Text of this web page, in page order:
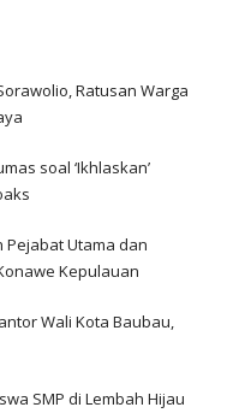
Ratusan Warga
soal ‘Ikhlaskan’
Pejabat Utama dan
Kepulauan
Wali Kota Baubau,
SMP di Lembah Hijau